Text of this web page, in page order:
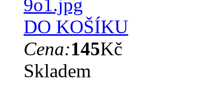
DO KOŠÍKU
Cena:145Kč
Skladem